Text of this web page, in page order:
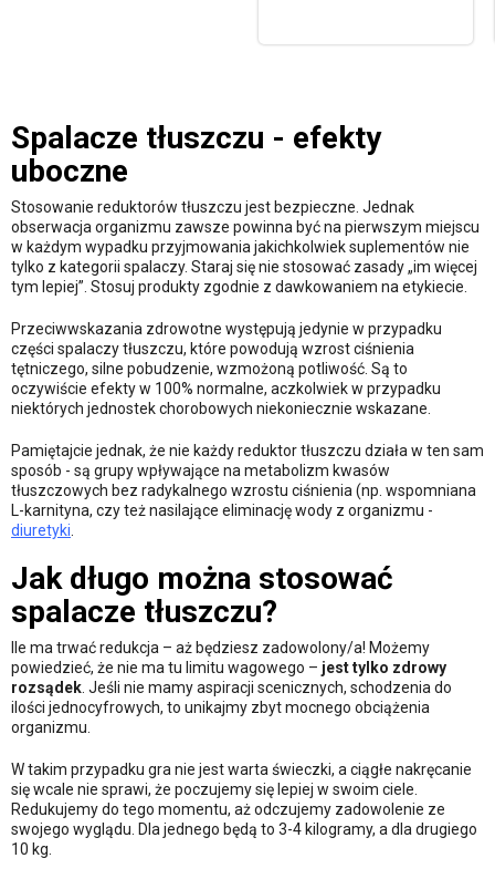
Spalacze tłuszczu - efekty
uboczne
Stosowanie reduktorów tłuszczu jest bezpieczne. Jednak
obserwacja organizmu zawsze powinna być na pierwszym miejscu
w każdym wypadku przyjmowania jakichkolwiek suplementów nie
tylko z kategorii spalaczy. Staraj się nie stosować zasady „im więcej
tym lepiej”. Stosuj produkty zgodnie z dawkowaniem na etykiecie.
Przeciwwskazania zdrowotne występują jedynie w przypadku
części spalaczy tłuszczu, które powodują wzrost ciśnienia
tętniczego, silne pobudzenie, wzmożoną potliwość. Są to
oczywiście efekty w 100% normalne, aczkolwiek w przypadku
niektórych jednostek chorobowych niekoniecznie wskazane.
Pamiętajcie jednak, że nie każdy reduktor tłuszczu działa w ten sam
sposób - są grupy wpływające na metabolizm kwasów
tłuszczowych bez radykalnego wzrostu ciśnienia (np. wspomniana
L-karnityna, czy też nasilające eliminację wody z organizmu -
diuretyki.
Jak długo można stosować
spalacze tłuszczu?
Ile ma trwać redukcja – aż będziesz zadowolony/a! Możemy
powiedzieć, że nie ma tu limitu wagowego – jest tylko zdrowy
rozsądek. Jeśli nie mamy aspiracji scenicznych, schodzenia do
ilości jednocyfrowych, to unikajmy zbyt mocnego obciążenia
organizmu.
W takim przypadku gra nie jest warta świeczki, a ciągłe nakręcanie
się wcale nie sprawi, że poczujemy się lepiej w swoim ciele.
Redukujemy do tego momentu, aż odczujemy zadowolenie ze
swojego wyglądu. Dla jednego będą to 3-4 kilogramy, a dla drugiego
10 kg.